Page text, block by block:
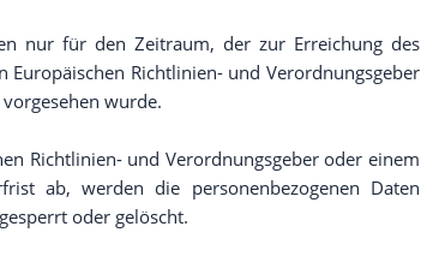
nur für den Zeitraum, der zur Erreichung des
Richtlinien- und Verordnungsgeber
wurde.
Richtlinien- und Verordnungsgeber oder einem
ab, werden die personenbezogenen Daten
oder gelöscht.